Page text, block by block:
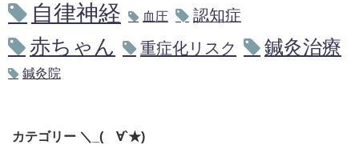
自律神経 血圧 認知症
赤ちゃん 重症化リスク 鍼灸治療
鍼灸院
カテゴリー ＼_(´∀`★)